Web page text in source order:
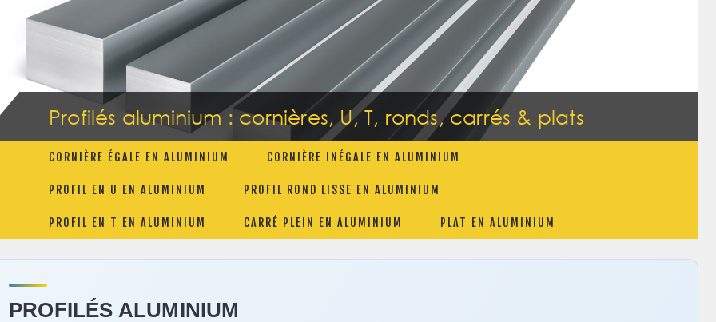
Profilés aluminium : cornières, U, T, ronds, carrés & plats
CORNIÈRE ÉGALE EN ALUMINIUM CORNIÈRE INÉGALE EN ALUMINIUM
PROFIL EN U EN ALUMINIUM PROFIL ROND LISSE EN ALUMINIUM
PROFIL EN T EN ALUMINIUM CARRÉ PLEIN EN ALUMINIUM PLAT EN ALUMINIUM
PROFILÉS ALUMINIUM